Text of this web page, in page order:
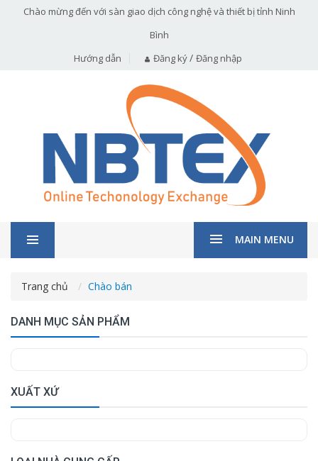
Chào mừng đến với sàn giao dịch công nghệ và thiết bị tỉnh Ninh
Bình
Hướng dẫn
Đăng ký/ Đăng nhập
MAIN MENU
Trang chủ Chào bán
DANH MỤC SẢN PHẨM
XUẤT XỨ